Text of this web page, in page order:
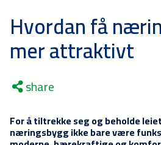
Hvordan få
mer attraktivt
share
For å tiltrekke seg og beholde
næringsbygg ikke bare være